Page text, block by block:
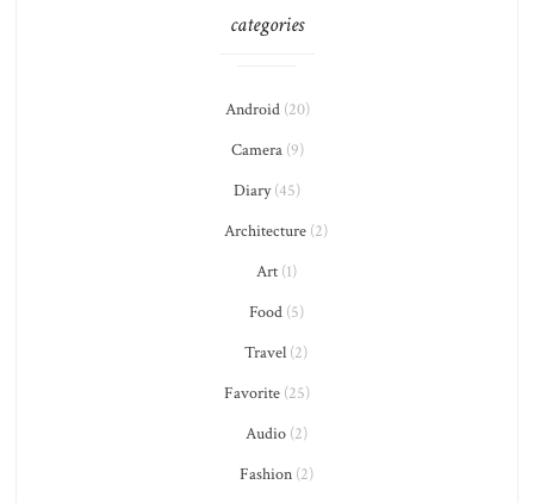
categories
Android(20)
Camera(9)
Diary(45)
Architecture (2)
Art(1)
Food(5)
Travel (2)
Favorite (25)
Audio(2)
Fashion(2)